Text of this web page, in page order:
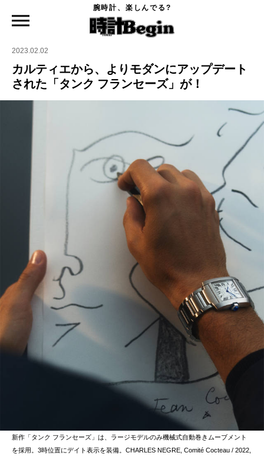
腕時計、楽しんでる?
カルティエから、よりモダンにアップデートされた「タンク フランセーズ」が！
2023.02.02
カルティエから、よりモダンにアップデート
された「タンク フランセーズ」が！
新作「タンク フランセーズ」は、ラージモデルのみ機械式自動巻きムーブメント
を採用。3時位置にデイト表示を装備。CHARLES NEGRE, Comité Cocteau / 2022,